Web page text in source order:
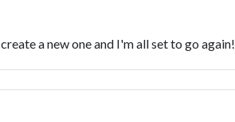
a new one and I'm all set to go again!